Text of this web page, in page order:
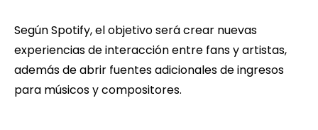
Según Spotify, el objetivo será crear nuevas
experiencias de interacción entre fans y artistas,
además de abrir fuentes adicionales de ingresos
para músicos y compositores.